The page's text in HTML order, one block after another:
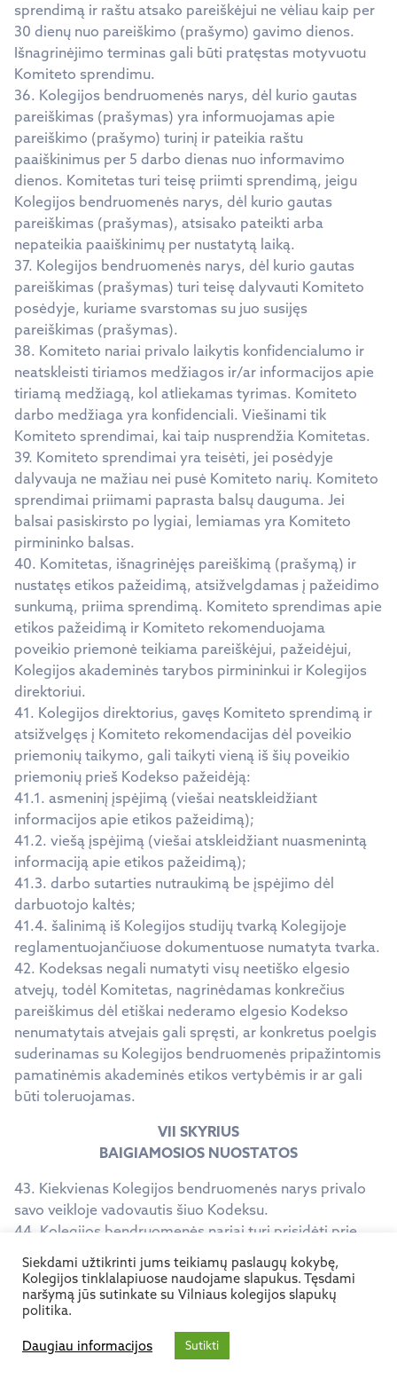
sprendimą ir raštu atsako pareiškėjui ne vėliau kaip per
30 dienų nuo pareiškimo (prašymo) gavimo dienos.
Išnagrinėjimo terminas gali būti pratęstas motyvuotu
Komiteto sprendimu.
36. Kolegijos bendruomenės narys, dėl kurio gautas
pareiškimas (prašymas) yra informuojamas apie
pareiškimo (prašymo) turinį ir pateikia raštu
paaiškinimus per 5 darbo dienas nuo informavimo
dienos. Komitetas turi teisę priimti sprendimą, jeigu
Kolegijos bendruomenės narys, dėl kurio gautas
pareiškimas (prašymas), atsisako pateikti arba
nepateikia paaiškinimų per nustatytą laiką.
37. Kolegijos bendruomenės narys, dėl kurio gautas
pareiškimas (prašymas) turi teisę dalyvauti Komiteto
posėdyje, kuriame svarstomas su juo susijęs
pareiškimas (prašymas).
38. Komiteto nariai privalo laikytis konfidencialumo ir
neatskleisti tiriamos medžiagos ir/ar informacijos apie
tiriamą medžiagą, kol atliekamas tyrimas. Komiteto
darbo medžiaga yra konfidenciali. Viešinami tik
Komiteto sprendimai, kai taip nusprendžia Komitetas.
39. Komiteto sprendimai yra teisėti, jei posėdyje
dalyvauja ne mažiau nei pusė Komiteto narių. Komiteto
sprendimai priimami paprasta balsų dauguma. Jei
balsai pasiskirsto po lygiai, lemiamas yra Komiteto
pirmininko balsas.
40. Komitetas, išnagrinėjęs pareiškimą (prašymą) ir
nustatęs etikos pažeidimą, atsižvelgdamas į pažeidimo
sunkumą, priima sprendimą. Komiteto sprendimas apie
etikos pažeidimą ir Komiteto rekomenduojama
poveikio priemonė teikiama pareiškėjui, pažeidėjui,
Kolegijos akademinės tarybos pirmininkui ir Kolegijos
direktoriui.
41. Kolegijos direktorius, gavęs Komiteto sprendimą ir
atsižvelgęs į Komiteto rekomendacijas dėl poveikio
priemonių taikymo, gali taikyti vieną iš šių poveikio
priemonių prieš Kodekso pažeidėją:
41.1. asmeninį įspėjimą (viešai neatskleidžiant
informacijos apie etikos pažeidimą);
41.2. viešą įspėjimą (viešai atskleidžiant nuasmenintą
informaciją apie etikos pažeidimą);
41.3. darbo sutarties nutraukimą be įspėjimo dėl
darbuotojo kaltės;
41.4. šalinimą iš Kolegijos studijų tvarką Kolegijoje
reglamentuojančiuose dokumentuose numatyta tvarka.
42. Kodeksas negali numatyti visų neetiško elgesio
atvejų, todėl Komitetas, nagrinėdamas konkrečius
pareiškimus dėl etiškai nederamo elgesio Kodekso
nenumatytais atvejais gali spręsti, ar konkretus poelgis
suderinamas su Kolegijos bendruomenės pripažintomis
pamatinėmis akademinės etikos vertybėmis ir ar gali
būti toleruojamas.
VII SKYRIUS
BAIGIAMOSIOS NUOSTATOS
43. Kiekvienas Kolegijos bendruomenės narys privalo
savo veikloje vadovautis šiuo Kodeksu.
44. Kolegijos bendruomenės nariai turi prisidėti prie
kokybiško studijų proceso bei MTEP ir meno veiklų
puoselėjimo. Akademinės bendruomenės narys,
pradėjęs eiti pareigas ar studentas pradėjęs studijuoti
Kolegijoje, turi pasirašyti sąžiningumo deklaraciją (kaip
darbo, studijų arba klausytojo sutarties priedą), taip
išreikšdamas sutikimą su sąžiningumo deklaracijoje (1,
Siekdami užtikrinti jums teikiamų paslaugų kokybę,
Kolegijos tinklalapiuose naudojame slapukus. Tęsdami
naršymą jūs sutinkate su Vilniaus kolegijos slapukų
politika.
Daugiau informacijos Sutikti